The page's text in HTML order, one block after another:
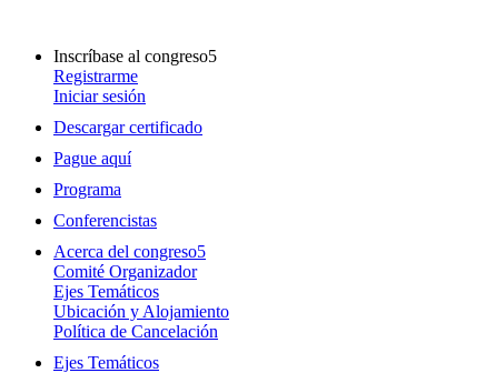
Inscríbase al congreso
Registrarme
Iniciar sesión
Descargar certificado
Pague aquí
Programa
Conferencistas
Acerca del congreso
Comité Organizador
Ejes Temáticos
Ubicación y Alojamiento
Política de Cancelación
Ejes Temáticos